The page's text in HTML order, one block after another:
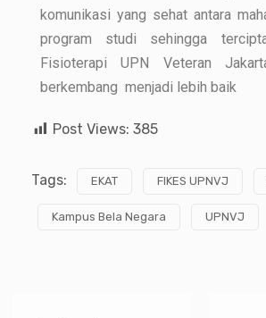
komunikasi yang sehat antara
program studi sehingga
Fisioterapi UPN Veteran
berkembang menjadi lebih baik
Post Views: 385
Tags: EKAT FIKES UPNVJ
Kampus Bela Negara UPNVJ